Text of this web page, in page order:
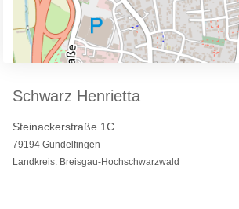
Schwarz Henrietta
Steinackerstraße 1C
79194 Gundelfingen
Landkreis: Breisgau-Hochschwarzwald